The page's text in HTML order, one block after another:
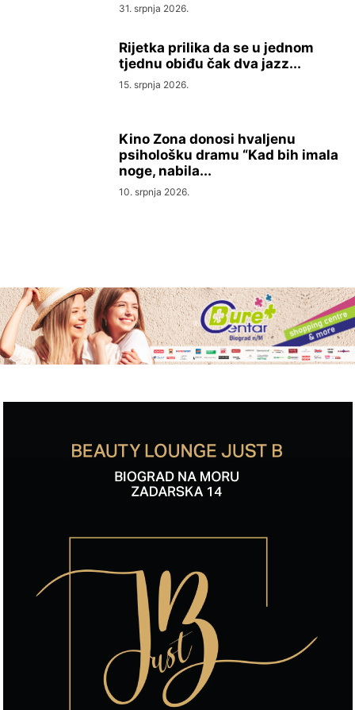
31. srpnja 2026.
Rijetka prilika da se u jednom
tjednu obiđu čak dva jazz...
15. srpnja 2026.
Kino Zona donosi hvaljenu
psihološku dramu “Kad bih imala
noge, nabila...
10. srpnja 2026.